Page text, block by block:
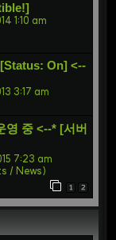
1:10 am
On] <--
3:17 am
영 중 <--* [서버
7:23 am
/ News)
1 2